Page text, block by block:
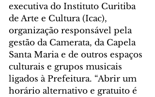
executiva do Instituto Curitiba
de Arte e Cultura (Icac),
organização responsável pela
gestão da Camerata, da Capela
Santa Maria e de outros espaços
culturais e grupos musicais
ligados à Prefeitura. “Abrir um
horário alternativo e gratuito é